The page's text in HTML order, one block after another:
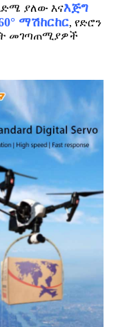
ያለው እናእጅግ
ማሽከርከር, የድሮን
መገጣጠሚያዎች